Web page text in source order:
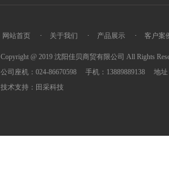
网站首页 · 关于我们 · 产品展示 · 客户案
Copyright @ 2019 沈阳佳贝商贸有限公司 All Rights
公司座机：024-86670598 手机：13889889138 地
技术支持： 田采科技